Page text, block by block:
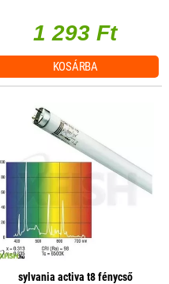
1 293 Ft
KOSÁRBA
sylvania activa t8 fénycső